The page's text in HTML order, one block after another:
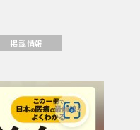
掲載情報